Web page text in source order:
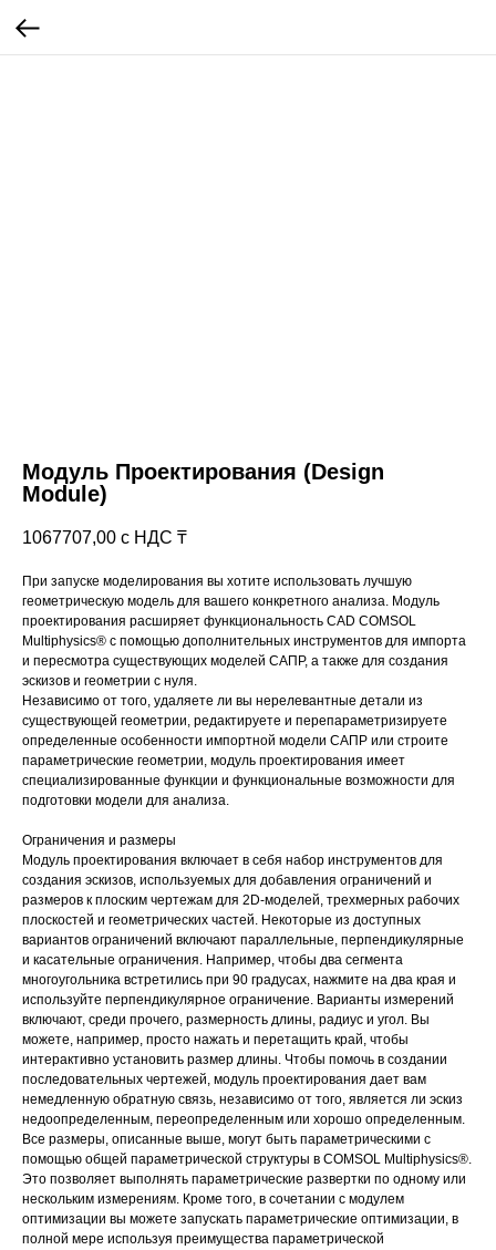
Модуль Проектирования (Design
Module)
1067707,00 с НДС ₸
При запуске моделирования вы хотите использовать лучшую
геометрическую модель для вашего конкретного анализа. Модуль
проектирования расширяет функциональность CAD COMSOL
Multiphysics® с помощью дополнительных инструментов для импорта
и пересмотра существующих моделей САПР, а также для создания
эскизов и геометрии с нуля.
Независимо от того, удаляете ли вы нерелевантные детали из
существующей геометрии, редактируете и перепараметризируете
определенные особенности импортной модели САПР или строите
параметрические геометрии, модуль проектирования имеет
специализированные функции и функциональные возможности для
подготовки модели для анализа.
Ограничения и размеры
Модуль проектирования включает в себя набор инструментов для
создания эскизов, используемых для добавления ограничений и
размеров к плоским чертежам для 2D-моделей, трехмерных рабочих
плоскостей и геометрических частей. Некоторые из доступных
вариантов ограничений включают параллельные, перпендикулярные
и касательные ограничения. Например, чтобы два сегмента
многоугольника встретились при 90 градусах, нажмите на два края и
используйте перпендикулярное ограничение. Варианты измерений
включают, среди прочего, размерность длины, радиус и угол. Вы
можете, например, просто нажать и перетащить край, чтобы
интерактивно установить размер длины. Чтобы помочь в создании
последовательных чертежей, модуль проектирования дает вам
немедленную обратную связь, независимо от того, является ли эскиз
недоопределенным, переопределенным или хорошо определенным.
Все размеры, описанные выше, могут быть параметрическими с
помощью общей параметрической структуры в COMSOL Multiphysics®.
Это позволяет выполнять параметрические развертки по одному или
нескольким измерениям. Кроме того, в сочетании с модулем
оптимизации вы можете запускать параметрические оптимизации, в
полной мере используя преимущества параметрической